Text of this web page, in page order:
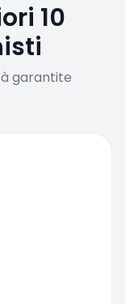
10
garantite